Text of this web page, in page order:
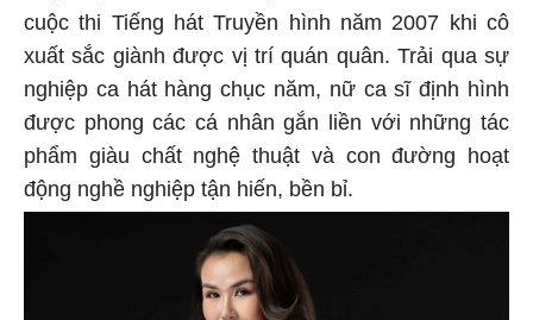
cuộc thi Tiếng hát Truyền hình năm 2007 khi cô
xuất sắc giành được vị trí quán quân. Trải qua sự
nghiệp ca hát hàng chục năm, nữ ca sĩ định hình
được phong các cá nhân gắn liền với những tác
phẩm giàu chất nghệ thuật và con đường hoạt
động nghề nghiệp tận hiến, bền bỉ.